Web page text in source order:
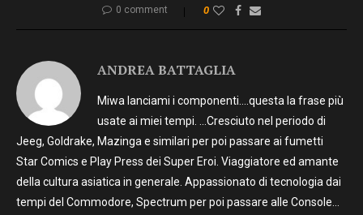
0 comment 0
ANDREA BATTAGLIA
Miwa lanciami i componenti….questa la frase più
usate ai miei tempi. …Cresciuto nel periodo di
Jeeg, Goldrake, Mazinga e similari per poi passare ai fumetti
Star Comics e Play Press dei Super Eroi. Viaggiatore ed amante
della cultura asiatica in generale. Appassionato di tecnologia dai
tempi del Commodore, Spectrum per poi passare alle Console…